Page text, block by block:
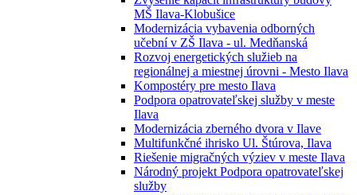
MŠ Ilava-Klobušice
Modernizácia vybavenia odborných
učební v ZŠ Ilava - ul. Medňanská
Rozvoj energetických služieb na
regionálnej a miestnej úrovni - Mesto Ilava
Kompostéry pre mesto Ilava
Podpora opatrovateľskej služby v meste
Ilava
Modernizácia zberného dvora v Ilave
Multifunkčné ihrisko Ul. Štúrova, Ilava
Riešenie migračných výziev v meste Ilava
Národný projekt Podpora opatrovateľskej
služby